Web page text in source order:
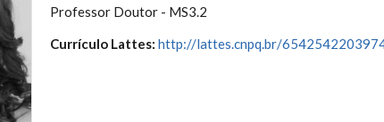
Professor Doutor - MS3.2
Currículo Lattes: http://lattes.cnpq.br/